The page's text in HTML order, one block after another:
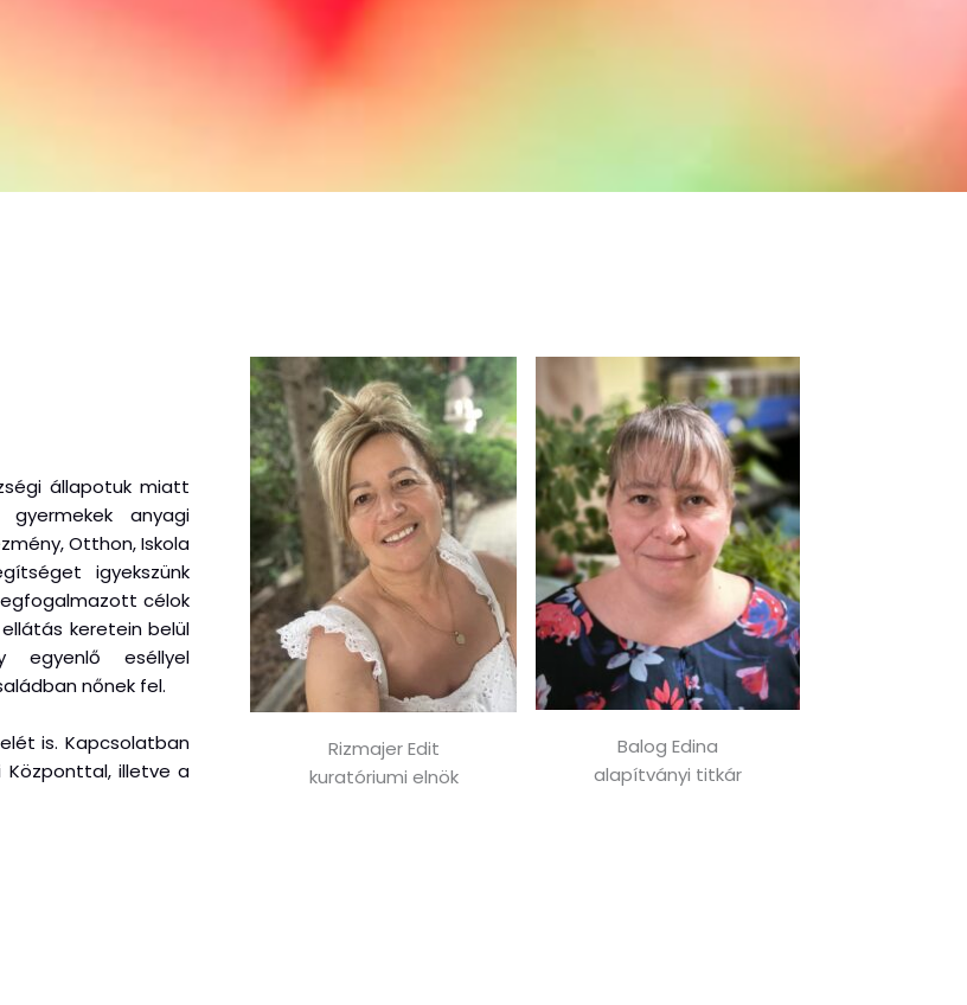
állapotuk miatt
anyagi
Otthon, Iskola
igyekszünk
célok
keretein belül
egyenlő eséllyel
nőnek fel.
is. Kapcsolatban
Központtal, illetve a
Rizmajer Edit
kuratóriumi elnök
Balog Edina
alapítványi titkár